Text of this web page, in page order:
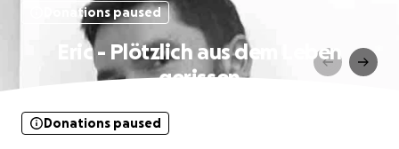
Donations paused
Eric - Plötzlich aus dem Leben
gerissen
Donations paused